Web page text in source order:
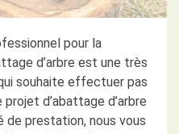
pour la
d’arbre est une très
souhaite effectuer pas
d’abattage d’arbre
de prestation, nous vous